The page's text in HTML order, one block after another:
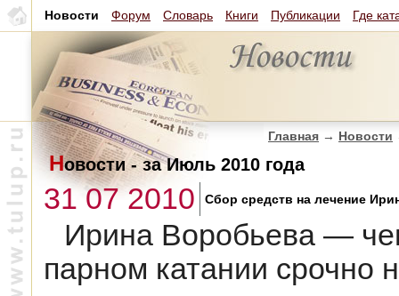
Новости Форум Словарь Книги Публикации Где
Главная → Новости
Новости - за Июль 2010 года
31 07 2010 Сбор средств на лечение
Ирина Воробьева —
парном катании срочно